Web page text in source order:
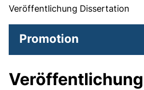
Veröffentlichung Dissertation
Promotion
Veröffentlichung